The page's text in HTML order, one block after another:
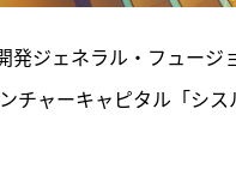
ジェネラル・フュー
チャーキャピタル「シ